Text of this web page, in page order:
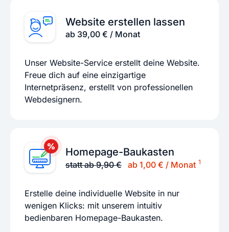
Website erstellen lassen
ab 39,00 € / Monat
Unser Website-Service erstellt deine Website.
Freue dich auf eine einzigartige
Internetpräsenz, erstellt von professionellen
Webdesignern.
Homepage-Baukasten
statt ab 9,90 € ab 1,00 € / Monat 1
Erstelle deine individuelle Website in nur
wenigen Klicks: mit unserem intuitiv
bedienbaren Homepage-Baukasten.